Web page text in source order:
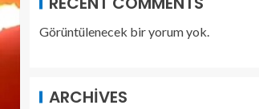
Görüntülenecek bir yorum yok.
ARCHIVES